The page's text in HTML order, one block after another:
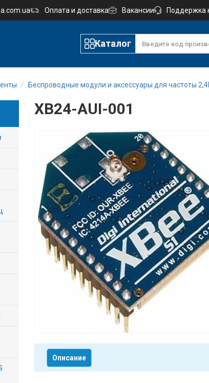
Оплата и доставка Вакансии Поддержка
Каталог
Беспроводные модули и аксессуары для частоты
XB24-AUI-001
Описание